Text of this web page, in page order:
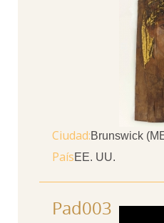
Ciudad Brunswick
PaísEE. UU.
Pad003